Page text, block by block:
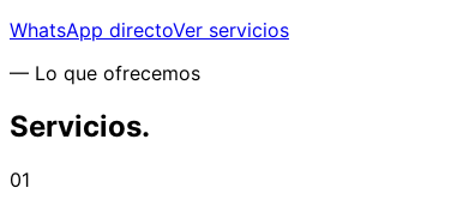
WhatsApp directoVer servicios
— Lo que ofrecemos
Servicios.
01